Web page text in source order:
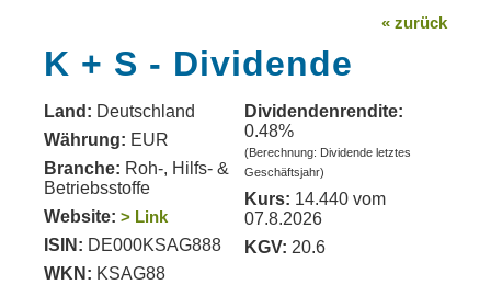
« zurück
K + S - Dividende
Land: Deutschland
Währung: EUR
Branche: Roh-, Hilfs- &
Betriebsstoffe
Website: > Link
ISIN: DE000KSAG888
WKN: KSAG88
Dividendenrendite:
0.48%
(Berechnung: Dividende letztes
Geschäftsjahr)
Kurs: 14.440 vom
07.8.2026
KGV: 20.6